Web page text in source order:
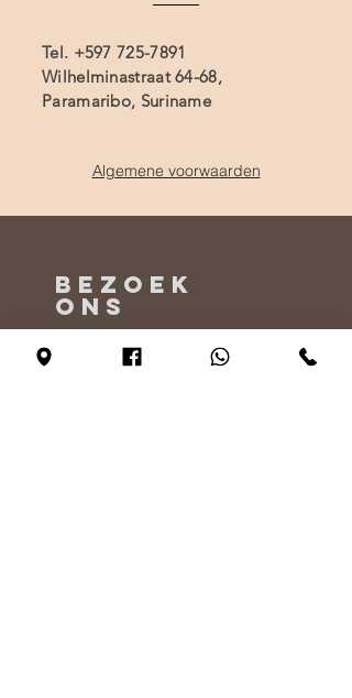
Tel. +597 725-7891
Wilhelminastraat 64-68,
Paramaribo, Suriname
Algemene voorwaarden
BEZOEK
ONS